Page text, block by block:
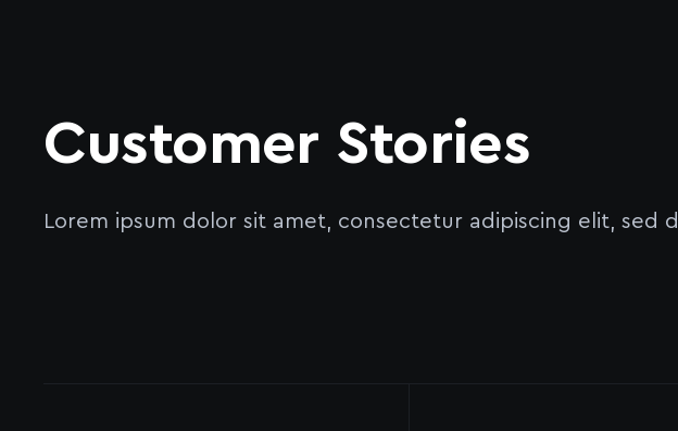
Customer Stories
Lorem ipsum dolor sit amet, consectetur adipiscing elit,